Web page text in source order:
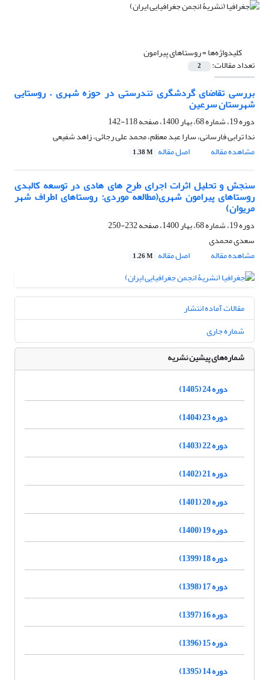
کلیدواژه‌ها =روستاهای پیرامون
تعداد مقالات: 2
بررسی تقاضای گردشگری تندرستی در حوزه شهری – روستایی
شهرستان سرعین
دوره 19، شماره 68، بهار 1400، صفحه
118-142
ندا ترابی فارسانی، سارا عبد معظم، محمد علی رجائی، زاهد شفیعی
مشاهده مقاله
اصل مقاله 1.38 M
سنجش و تحلیل اثرات اجرای طرح های هادی در توسعه کالبدی
روستاهای پیرامون شهری(مطالعه موردی: روستاهای اطراف شهر
مریوان)
دوره 19، شماره 68، بهار 1400، صفحه
232-250
سعدی محمدی
مشاهده مقاله
اصل مقاله 1.26 M
مقالات آماده انتشار
شماره جاری
شماره‌های پیشین نشریه
دوره 24 (1405)
دوره 23 (1404)
دوره 22 (1403)
دوره 21 (1402)
دوره 20 (1401)
دوره 19 (1400)
دوره 18 (1399)
دوره 17 (1398)
دوره 16 (1397)
دوره 15 (1396)
دوره 14 (1395)